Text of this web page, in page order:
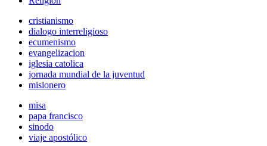
cristianismo
dialogo interreligioso
ecumenismo
evangelizacion
iglesia catolica
jornada mundial de la juventud
misionero
misa
papa francisco
sinodo
viaje apostólico